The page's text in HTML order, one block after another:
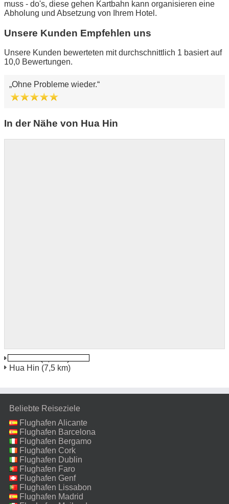
muss - do's, diese gehen Kartbahn kann organisieren eine
Abholung und Absetzung von Ihrem Hotel.
Unsere Kunden Empfehlen uns
Unsere Kunden bewerteten mit durchschnittlich 1 basiert auf
10,0 Bewertungen.
Ohne Probleme wieder.
In der Nähe von Hua Hin
Hua Hin (7,5 km)
Beliebte Reiseziele
Flughafen Alicante
Flughafen Barcelona
Flughafen Bergamo
Flughafen Cork
Flughafen Dublin
Flughafen Faro
Flughafen Genf
Flughafen Lissabon
Flughafen Madrid